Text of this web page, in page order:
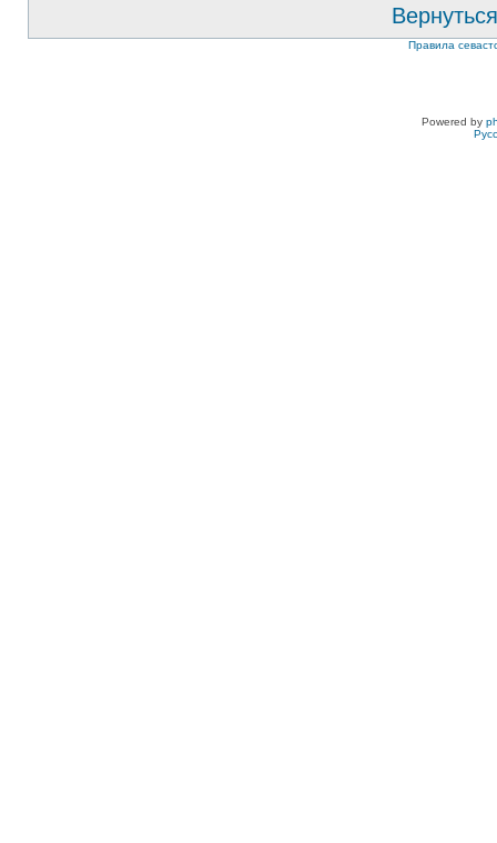
Правила
Powered by